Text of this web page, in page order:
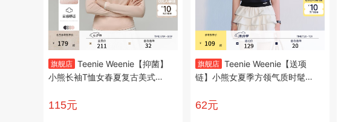
旗舰店 Teenie Weenie【抑菌】
小熊长袖T恤女春夏复古美式假
0)
115元
旗舰店 Teenie Weenie【送项
链】小熊女夏季方领气质时髦针
62元